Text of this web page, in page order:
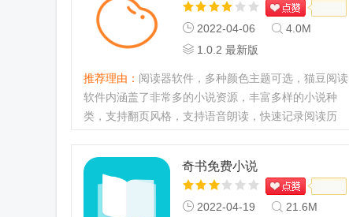
2022-04-06
4.0M
1.0.2 最新版
推荐理由： 阅读器软件，多种颜色主题可选，猫豆阅读
软件内涵盖了非常多的小说资源，丰富多样的小说种
类，支持翻页风格，支持语音朗读，快速记录阅读历
奇书免费小说
2022-04-19
21.6M